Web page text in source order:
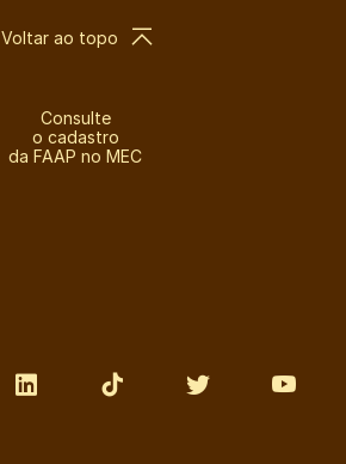
Consulte
o cadastro
da FAAP no MEC
Voltar ao topo